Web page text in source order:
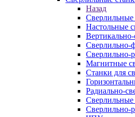
Назад
Сверлильные
Настольные
Сверлильно-
Сверлильно-
Магнитные
Станки для
Радиально-
Сверлильно-